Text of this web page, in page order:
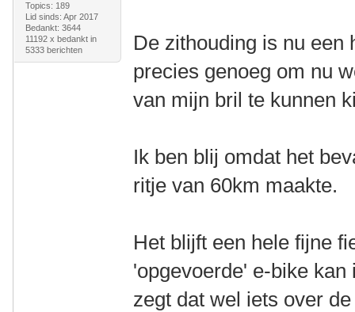
Topics: 189
Lid sinds: Apr 2017
Bedankt: 3644
11192 x bedankt in
5333 berichten
De zithouding is nu een
precies genoeg om nu
van mijn bril te kunnen
Ik ben blij omdat het
ritje van 60km maakte.
Het blijft een hele fijne
'opgevoerde' e-bike
zegt dat wel iets over